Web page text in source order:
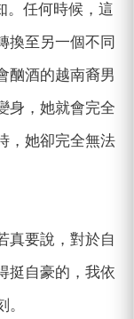
。任何時候，這
換至另一個不同
酒的越南裔男
身，她就會完全
，她卻完全無法
真要說，對於自
挺自豪的，我依